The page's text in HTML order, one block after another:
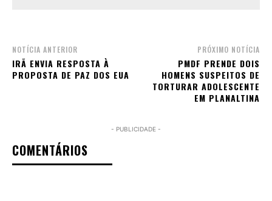
NOTÍCIA ANTERIOR
IRÃ ENVIA RESPOSTA À
PROPOSTA DE PAZ DOS EUA
PRÓXIMO NOTÍCIA
PMDF PRENDE DOIS
HOMENS SUSPEITOS DE
TORTURAR ADOLESCENTE
EM PLANALTINA
- PUBLICIDADE -
COMENTÁRIOS